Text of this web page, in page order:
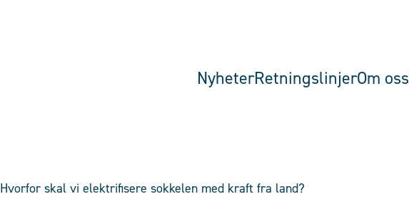
NyheterRetningslinjerOm oss
Hvorfor skal vi elektrifisere sokkelen med kraft fra land?